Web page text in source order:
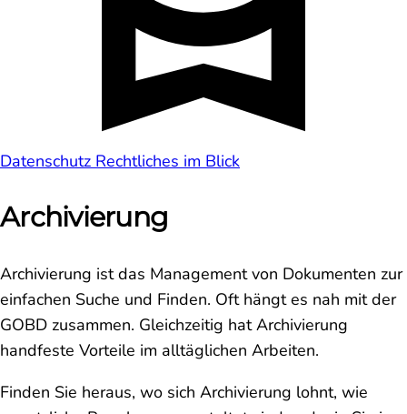
Datenschutz Rechtliches im Blick
Archivierung
Archivierung ist das Management von Dokumenten zur
einfachen Suche und Finden. Oft hängt es nah mit der
GOBD zusammen. Gleichzeitig hat Archivierung
handfeste Vorteile im alltäglichen Arbeiten.
Finden Sie heraus, wo sich Archivierung lohnt, wie